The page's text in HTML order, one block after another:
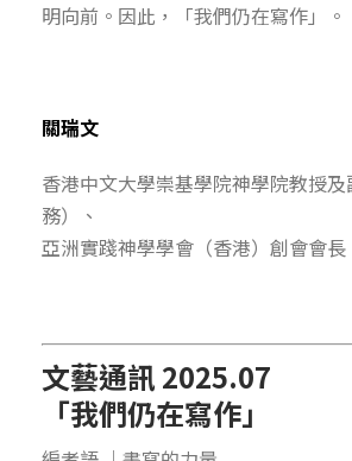
明向前。因此，「我們仍在寫作」。
關瑞文
香港中文大學崇基學院神學院教授
務）、
亞洲實踐神學學會（香港）創會會長
文藝通訊 2025.07
「我們仍在寫作」